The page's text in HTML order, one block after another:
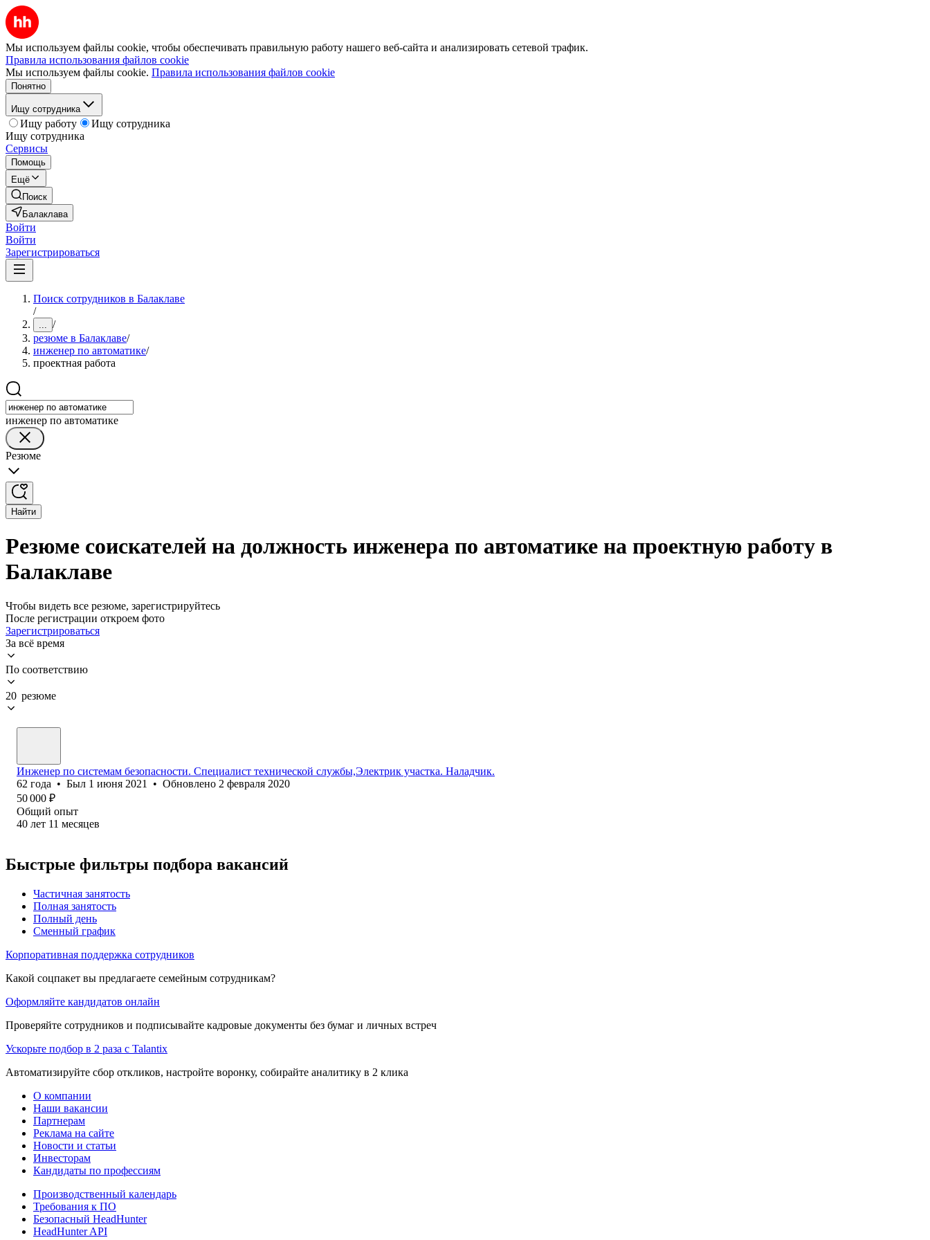
Мы используем файлы cookie, чтобы обеспечивать правильную работу нашего веб-сайта и анализировать сетевой трафик.
Правила использования файлов cookie
Мы используем файлы cookie. Правила использования файлов cookie
Понятно
Ищу сотрудника
Ищу работу
Ищу сотрудника
Ищу сотрудника
Сервисы
Помощь
Ещё
Поиск
Балаклава
Войти
Войти
Зарегистрироваться
Поиск сотрудников в Балаклаве
/
... /
резюме в Балаклаве/
инженер по автоматике/
проектная работа
инженер по автоматике
Резюме
Найти
Резюме соискателей на должность инженера по автоматике на проектную работу в
Балаклаве
Чтобы видеть все резюме, зарегистрируйтесь
После регистрации откроем фото
Зарегистрироваться
За всё время
По соответствию
20 резюме
Инженер по системам безопасности. Специалист технической службы,Электрик участка. Наладчик.
62 года • Был 1 июня 2021 • Обновлено 2 февраля 2020
50 000 ₽
Общий опыт
40 лет 11 месяцев
Быстрые фильтры подбора вакансий
Частичная занятость
Полная занятость
Полный день
Сменный график
Корпоративная поддержка сотрудников
Какой соцпакет вы предлагаете семейным сотрудникам?
Оформляйте кандидатов онлайн
Проверяйте сотрудников и подписывайте кадровые документы без бумаг и личных встреч
Ускорьте подбор в 2 раза с Talantix
Автоматизируйте сбор откликов, настройте воронку, собирайте аналитику в 2 клика
О компании
Наши вакансии
Партнерам
Реклама на сайте
Новости и статьи
Инвесторам
Кандидаты по профессиям
Производственный календарь
Требования к ПО
Безопасный HeadHunter
HeadHunter API